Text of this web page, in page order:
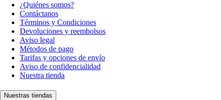
¿Quiénes somos?
Contáctanos
Términos y Condiciones
Devoluciones y reembolsos
Aviso legal
Métodos de pago
Tarifas y opciones de envío
Aviso de confidencialidad
Nuestra tienda
Nuestras tiendas